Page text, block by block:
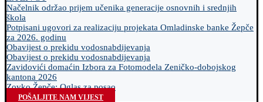
Načelnik održao prijem učenika generacije osnovnih i srednjih
škola
Potpisani ugovori za realizaciju projekata Omladinske banke Žepče
za 2026. godinu
Obavijest o prekidu vodosnabdijevanja
Obavijest o prekidu vodosnabdijevanja
Zavidovići domaćin Izbora za Fotomodela Zeničko-dobojskog
kantona 2026
Zovko Žepče: Oglas za posao
POŠALJITE NAM VIJEST